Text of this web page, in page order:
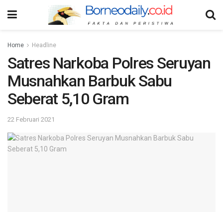
Home Headline
Satres Narkoba Polres Seruyan
Musnahkan Barbuk Sabu
Seberat 5,10 Gram
22 Februari 2021